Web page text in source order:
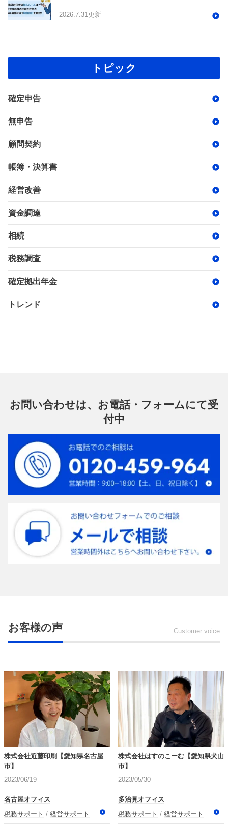
2026.7.31更新
トピック
確定申告
無申告
顧問契約
帳簿・決算書
経営改善
資金調達
相続
税務調査
確定拠出年金
トレンド
お問い合わせは、お電話・フォームにて受
付中
お客様の声 Customer voice
株式会社近藤印刷【愛知県名古屋
市】
2023/06/19
名古屋オフィス
税務サポート
経営サポート
株式会社はすのこーむ【愛知県犬山
市】
2023/05/30
多治見オフィス
税務サポート
経営サポート